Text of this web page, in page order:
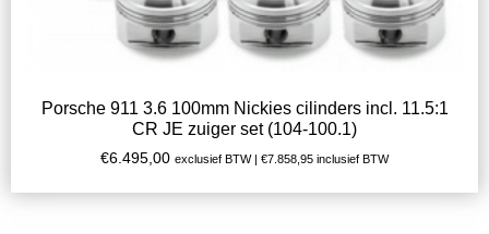
Porsche 911 3.6 100mm Nickies cilinders incl. 11.5:1
CR JE zuiger set (104-100.1)
€6.495,00 exclusief BTW | €7.858,95 inclusief BTW